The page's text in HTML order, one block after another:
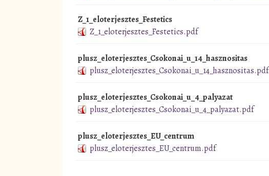
Z_1_eloterjesztes_Festetics
Z_1_eloterjesztes_Festetics.pdf
plusz_eloterjesztes_Csokonai_u_14_hasznositas
plusz_eloterjesztes_Csokonai_u_14_hasznositas.pdf
plusz_eloterjesztes_Csokonai_u_4_palyazat
plusz_eloterjesztes_Csokonai_u_4_palyazat.pdf
plusz_eloterjesztes_EU_centrum
plusz_eloterjesztes_EU_centrum.pdf